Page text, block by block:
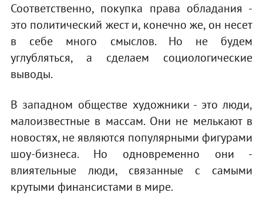
Соответственно, покупка права обладания -
это политический жест и, конечно же, он несет
в себе много смыслов. Но не будем
углубляться, а сделаем социологические
выводы.
В западном обществе художники - это люди,
малоизвестные в массам. Они не мелькают в
новостях, не являются популярными фигурами
шоу-бизнеса. Но одновременно они -
влиятельные люди, связанные с самыми
крутыми финансистами в мире.